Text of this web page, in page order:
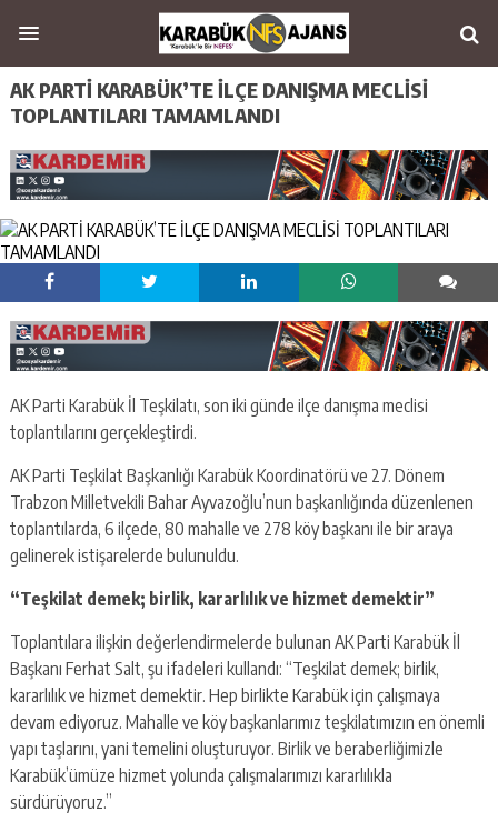
AK PARTİ KARABÜK’TE İLÇE DANIŞMA MECLİSİ
TOPLANTILARI TAMAMLANDI
AK Parti Karabük İl Teşkilatı, son iki günde ilçe danışma meclisi
toplantılarını gerçekleştirdi.
AK Parti Teşkilat Başkanlığı Karabük Koordinatörü ve 27. Dönem
Trabzon Milletvekili Bahar Ayvazoğlu’nun başkanlığında düzenlenen
toplantılarda, 6 ilçede, 80 mahalle ve 278 köy başkanı ile bir araya
gelinerek istişarelerde bulunuldu.
“Teşkilat demek; birlik, kararlılık ve hizmet demektir”
Toplantılara ilişkin değerlendirmelerde bulunan AK Parti Karabük İl
Başkanı Ferhat Salt, şu ifadeleri kullandı: “Teşkilat demek; birlik,
kararlılık ve hizmet demektir. Hep birlikte Karabük için çalışmaya
devam ediyoruz. Mahalle ve köy başkanlarımız teşkilatımızın en önemli
yapı taşlarını, yani temelini oluşturuyor. Birlik ve beraberliğimizle
Karabük’ümüze hizmet yolunda çalışmalarımızı kararlılıkla
sürdürüyoruz.”